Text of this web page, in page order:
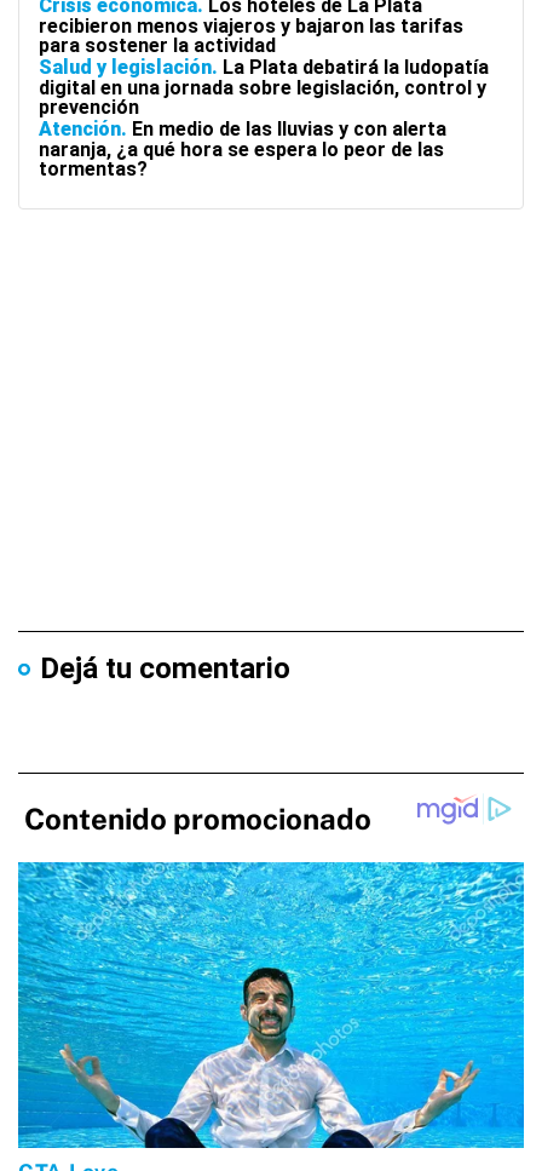
Crisis económica Los hoteles de La Plata
recibieron menos viajeros y bajaron las tarifas
para sostener la actividad
Salud y legislación La Plata debatirá la ludopatía
digital en una jornada sobre legislación, control y
prevención
Atención En medio de las lluvias y con alerta
naranja, ¿a qué hora se espera lo peor de las
tormentas?
Dejá tu comentario